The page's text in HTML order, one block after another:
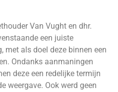
Van Vught en dhr.
een juiste
met als doel deze binnen een
Ondanks aanmaningen
deze een redelijke termijn
weergave. Ook werd geen